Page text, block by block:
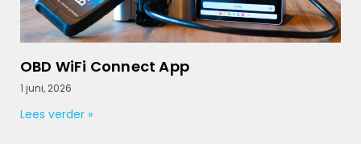
OBD WiFi Connect App
1 juni, 2026
Lees verder »